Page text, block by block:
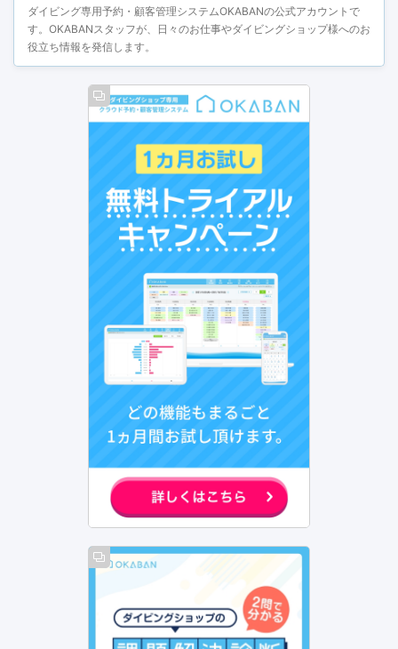
ダイビング専用予約・顧客管理システムOKABANの公式アカウントで
す。OKABANスタッフが、日々のお仕事やダイビングショップ様へのお
役立ち情報を発信します。